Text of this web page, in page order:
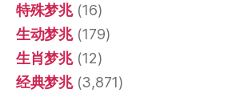
特殊梦兆(16)
生动梦兆(179)
生肖梦兆(12)
经典梦兆(3,871)